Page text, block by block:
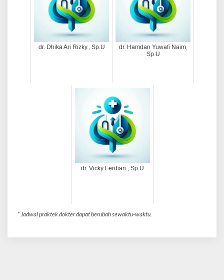
dr. Dhika Ari Rizky., Sp.U
dr. Hamdan Yuwafi Naim,
Sp.U
dr. Vicky Ferdian., Sp.U
* Jadwal praktek dokter dapat berubah sewaktu-waktu.